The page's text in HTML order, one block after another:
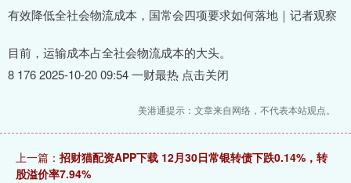
有效降低全社会物流成本，国常会四项要求如何落地｜记者观察
目前，运输成本占全社会物流成本的大头。
8 176 2025-10-20 09:54 一财最热 点击关闭
美港通提示：文章来自网络，不代表本站观点。
上一篇： 招财猫配资APP下载 12月30日常银转债下跌0.14%，转
股溢价率7.94%